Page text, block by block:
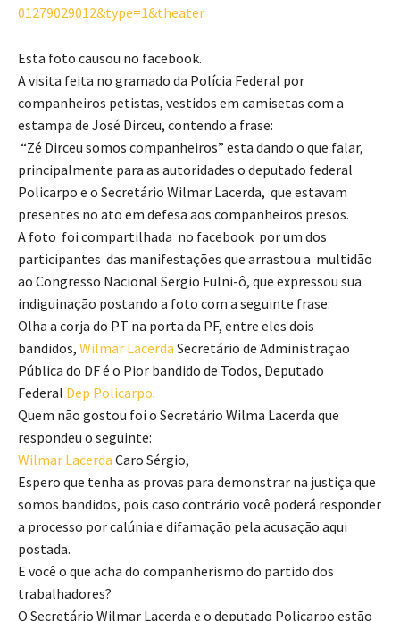
01279029012&type=1&theater
Esta foto causou no facebook.
A visita feita no gramado da Polícia Federal por
companheiros petistas, vestidos em camisetas com a
estampa de José Dirceu, contendo a frase:
“Zé Dirceu somos companheiros” esta dando o que falar,
principalmente para as autoridades o deputado federal
Policarpo e o Secretário Wilmar Lacerda, que estavam
presentes no ato em defesa aos companheiros presos.
A foto foi compartilhada no facebook por um dos
participantes das manifestações que arrastou a multidão
ao Congresso Nacional Sergio Fulni-ô, que expressou sua
indiguinação postando a foto com a seguinte frase:
Olha a corja do PT na porta da PF, entre eles dois
bandidos, Wilmar Lacerda Secretário de Administração
Pública do DF é o Pior bandido de Todos, Deputado
Federal Dep Policarpo.
Quem não gostou foi o Secretário Wilma Lacerda que
respondeu o seguinte:
Wilmar Lacerda Caro Sérgio,
Espero que tenha as provas para demonstrar na justiça que
somos bandidos, pois caso contrário você poderá responder
a processo por calúnia e difamação pela acusação aqui
postada.
E você o que acha do companherismo do partido dos
trabalhadores?
O Secretário Wilmar Lacerda e o deputado Policarpo estão